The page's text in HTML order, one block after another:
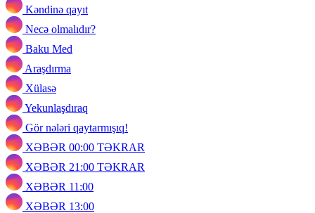
Kəndinə qayıt
Necə olmalıdır?
Baku Med
Araşdırma
Xülasə
Yekunlaşdıraq
Gör nələri qaytarmışıq!
XƏBƏR 00:00 TƏKRAR
XƏBƏR 21:00 TƏKRAR
XƏBƏR 11:00
XƏBƏR 13:00